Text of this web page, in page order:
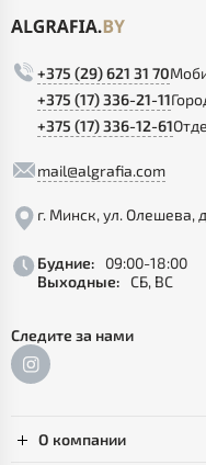
+375 (29) 621 31 70
+375 (17) 336-21-11
+375 (17) 336-12-61
mail@algrafia.com
г. Минск, ул. Олешева,
Будние:
09:00-18:00
Выходные: СБ, ВС
Следите за нами
О компании